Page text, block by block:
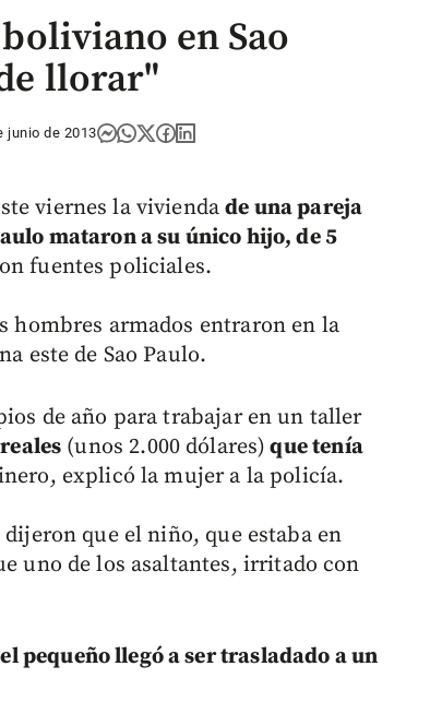
en Sao
llorar"
junio de 2013
viernes la viviendade una pareja
mataron a su único hijo, de 5
fuentes policiales.
hombres armados entraron en la
este de Sao Paulo.
de año para trabajar en un taller
(unos 2.000 dólares) que tenía
explicó la mujer a la policía.
que el niño, que estaba en
uno de los asaltantes, irritado con
pequeño llegó a ser trasladado a un